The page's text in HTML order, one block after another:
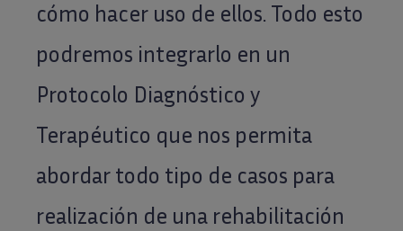
cómo hacer uso de ellos. Todo esto
podremos integrarlo en un
Protocolo Diagnóstico y
Terapéutico que nos permita
abordar todo tipo de casos para
realización de una rehabilitación